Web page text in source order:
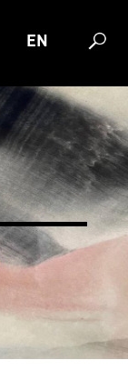
EN